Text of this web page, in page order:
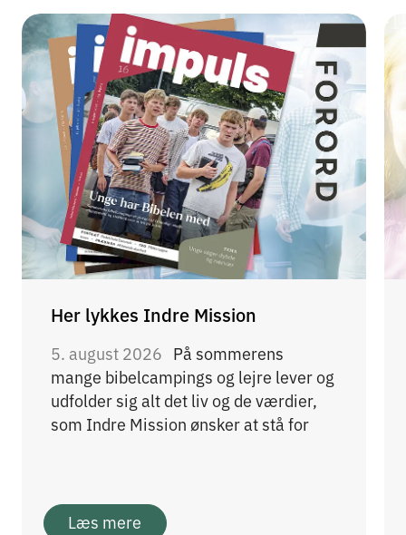
Her lykkes Indre Mission
5. august 2026 På sommerens
mange bibelcampings og lejre lever og
udfolder sig alt det liv og de værdier,
som Indre Mission ønsker at stå for
Læs mere